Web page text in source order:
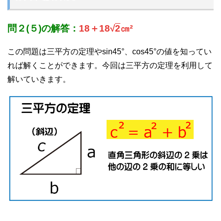
問２(５)の解答： 18＋18√2㎝²
この問題は三平方の定理やsin45°、cos45°の値を知ってい
れば解くことができます。今回は三平方の定理を利用して
解いていきます。